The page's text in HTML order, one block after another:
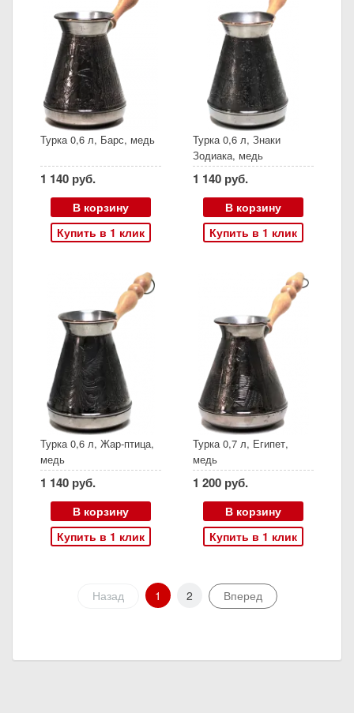
Турка 0,6 л, Барс, медь
1 140 руб.
В корзину
Купить в 1 клик
Турка 0,6 л, Знаки
Зодиака, медь
1 140 руб.
В корзину
Купить в 1 клик
Турка 0,6 л, Жар-птица,
медь
1 140 руб.
В корзину
Купить в 1 клик
Турка 0,7 л, Египет,
медь
1 200 руб.
В корзину
Купить в 1 клик
Назад 1 2 Вперед